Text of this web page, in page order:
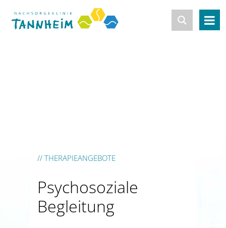
// THERAPIEANGEBOTE
Psychosoziale
Begleitung